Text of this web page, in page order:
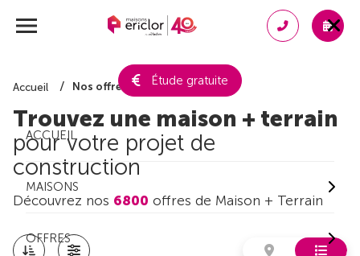
Étude gratuite
ACCUEIL
MAISONS
OFFRES
Accueil Nos offres de maison + terrain
Trouvez une maison + terrain
pour votre projet de
construction
Découvrez nos 6800 offres de Maison + Terrain